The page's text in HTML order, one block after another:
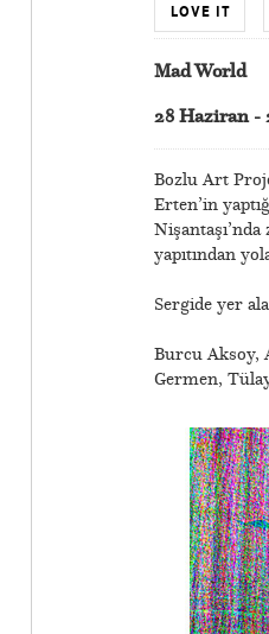
LOVE IT
Mad World
28 Haziran -
Bozlu Art
Erten’in
yapıtından
Sergide yer
​Burcu Aksoy,
Germen,